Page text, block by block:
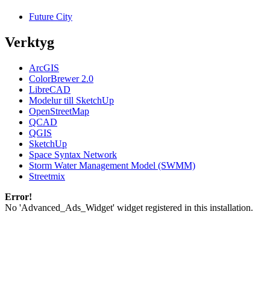
Future City
Verktyg
ArcGIS
ColorBrewer 2.0
LibreCAD
Modelur till SketchUp
OpenStreetMap
QCAD
QGIS
SketchUp
Space Syntax Network
Storm Water Management Model (SWMM)
Streetmix
Error!
No 'Advanced_Ads_Widget' widget registered in this installation.